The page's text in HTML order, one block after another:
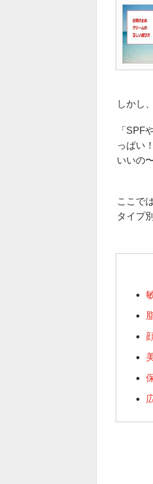
しかし
「SPF
っぱい
いいの
ここで
タイプ